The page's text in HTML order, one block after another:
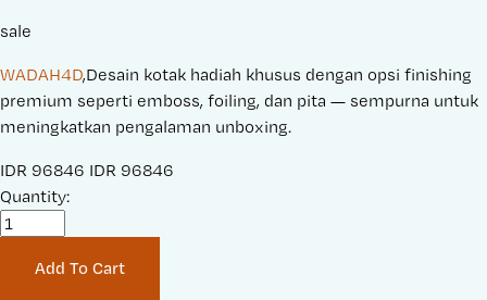
sale
WADAH4D,Desain kotak hadiah khusus dengan opsi finishing
premium seperti emboss, foiling, dan pita — sempurna untuk
meningkatkan pengalaman unboxing.
S
a
IDR 96846 O
i
IDR 96846
Quantity:
Add To Cart